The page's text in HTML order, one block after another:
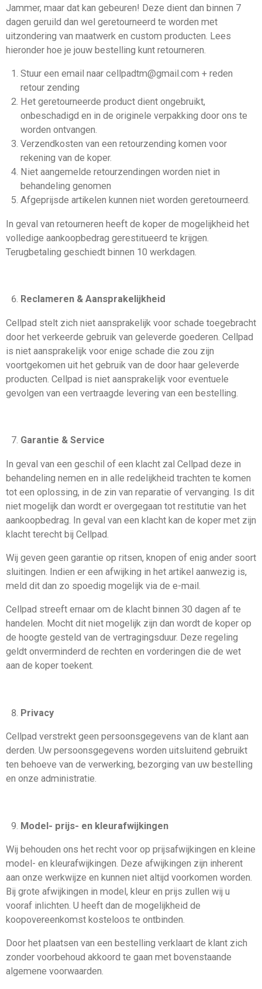
Jammer, maar dat kan gebeuren! Deze dient dan binnen 7
dagen geruild dan wel geretourneerd te worden met
uitzondering van maatwerk en custom producten. Lees
hieronder hoe je jouw bestelling kunt retourneren.
Stuur een email naar cellpadtm@gmail.com + reden
retour zending
Het geretourneerde product dient ongebruikt,
onbeschadigd en in de originele verpakking door ons te
worden ontvangen.
Verzendkosten van een retourzending komen voor
rekening van de koper.
Niet aangemelde retourzendingen worden niet in
behandeling genomen
Afgeprijsde artikelen kunnen niet worden geretourneerd.
In geval van retourneren heeft de koper de mogelijkheid het
volledige aankoopbedrag gerestitueerd te krijgen.
Terugbetaling geschiedt binnen 10 werkdagen.
Reclameren & Aansprakelijkheid
Cellpad stelt zich niet aansprakelijk voor schade toegebracht
door het verkeerde gebruik van geleverde goederen. Cellpad
is niet aansprakelijk voor enige schade die zou zijn
voortgekomen uit het gebruik van de door haar geleverde
producten. Cellpad is niet aansprakelijk voor eventuele
gevolgen van een vertraagde levering van een bestelling.
Garantie & Service
In geval van een geschil of een klacht zal Cellpad deze in
behandeling nemen en in alle redelijkheid trachten te komen
tot een oplossing, in de zin van reparatie of vervanging. Is dit
niet mogelijk dan wordt er overgegaan tot restitutie van het
aankoopbedrag. In geval van een klacht kan de koper met zijn
klacht terecht bij Cellpad.
Wij geven geen garantie op ritsen, knopen of enig ander soort
sluitingen. Indien er een afwijking in het artikel aanwezig is,
meld dit dan zo spoedig mogelijk via de e-mail.
Cellpad streeft ernaar om de klacht binnen 30 dagen af te
handelen. Mocht dit niet mogelijk zijn dan wordt de koper op
de hoogte gesteld van de vertragingsduur. Deze regeling
geldt onverminderd de rechten en vorderingen die de wet
aan de koper toekent.
Privacy
Cellpad verstrekt geen persoonsgegevens van de klant aan
derden. Uw persoonsgegevens worden uitsluitend gebruikt
ten behoeve van de verwerking, bezorging van uw bestelling
en onze administratie.
Model- prijs- en kleurafwijkingen
Wij behouden ons het recht voor op prijsafwijkingen en kleine
model- en kleurafwijkingen. Deze afwijkingen zijn inherent
aan onze werkwijze en kunnen niet altijd voorkomen worden.
Bij grote afwijkingen in model, kleur en prijs zullen wij u
vooraf inlichten. U heeft dan de mogelijkheid de
koopovereenkomst kosteloos te ontbinden.
Door het plaatsen van een bestelling verklaart de klant zich
zonder voorbehoud akkoord te gaan met bovenstaande
algemene voorwaarden.